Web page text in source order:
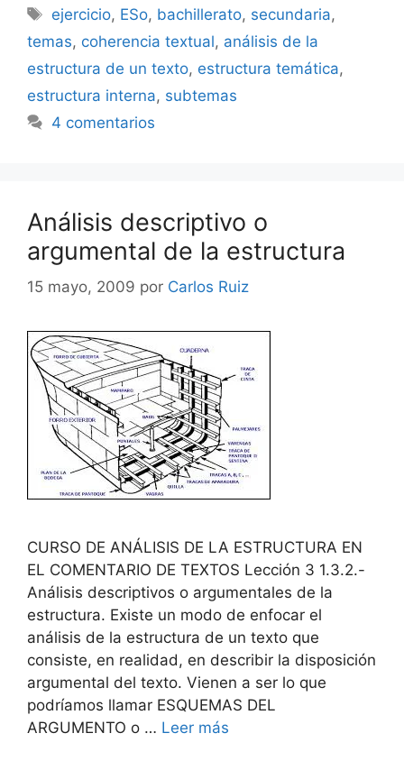
Etiquetas
ejercicio, ESo, bachillerato, secundaria,
temas, coherencia textual, análisis de la
estructura de un texto, estructura temática,
estructura interna, subtemas
4 comentarios
Análisis descriptivo o
argumental de la estructura
15 mayo, 2009 por Carlos Ruiz
CURSO DE ANÁLISIS DE LA ESTRUCTURA EN
EL COMENTARIO DE TEXTOS Lección 3 1.3.2.-
Análisis descriptivos o argumentales de la
estructura. Existe un modo de enfocar el
análisis de la estructura de un texto que
consiste, en realidad, en describir la disposición
argumental del texto. Vienen a ser lo que
podríamos llamar ESQUEMAS DEL
ARGUMENTO o … Leer más